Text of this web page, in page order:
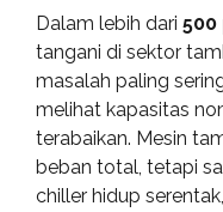
Dalam lebih dari
tangani di sektor
masalah paling
melihat kapasitas
terabaikan. Mesin
beban total, tetapi
chiller hidup